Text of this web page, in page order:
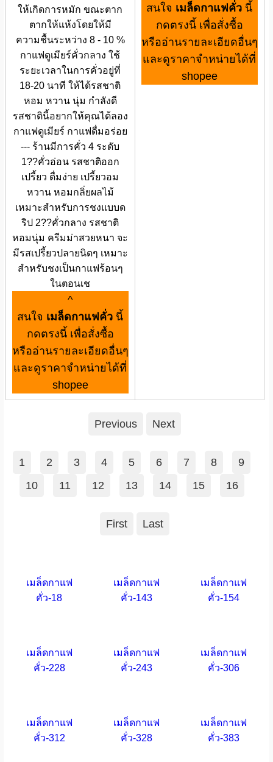
ให้เกิดการหมัก ขณะตาก
ตากให้แห้งโดยให้มี
ความชื้นระหว่าง 8 - 10 %
กาแฟดูเมียร์คั่วกลาง ใช้
ระยะเวลาในการคั่วอยู่ที่
18-20 นาที ให้ได้รสชาติ
หอม หวาน นุ่ม กำลังดี
รสชาตินี้อยากให้คุณได้ลอง
กาแฟดูเมียร์ กาแฟดื่มอร่อย
--- ร้านมีการคั่ว 4 ระดับ
1??คั่วอ่อน รสชาติออก
เปรี้ยว ดื่มง่าย เปรี้ยวอม
หวาน หอมกลิ่ยผลไม้
เหมาะสำหรับการชงแบบด
ริป 2??คั่วกลาง รสชาติ
หอมนุ่ม ครีมม่าสวยหนา จะ
มีรสเปรี้ยวปลายนิดๆ เหมาะ
สำหรับชงเป็นกาแฟร้อนๆ
ในตอนเช
^
สนใจ เมล็ดกาแฟคั่ว นี้
กดตรงนี้ เพื่อสั่งซื้อ
หรืออ่านรายละเอียดอื่นๆ
และดูราคาจำหน่ายได้ที่
shopee
สนใจ เมล็ดกาแฟคั่ว นี้
กดตรงนี้ เพื่อสั่งซื้อ
หรืออ่านรายละเอียดอื่นๆ
และดูราคาจำหน่ายได้ที่
shopee
Previous Next
1 2 3 4 5 6 7 8
9
10
11 12 13 14 15 16
First Last
เมล็ดกาแฟ
คั่ว-18
เมล็ดกาแฟ
คั่ว-143
เมล็ดกาแฟ
คั่ว-154
เมล็ดกาแฟ
คั่ว-228
เมล็ดกาแฟ
คั่ว-243
เมล็ดกาแฟ
คั่ว-306
เมล็ดกาแฟ
คั่ว-312
เมล็ดกาแฟ
คั่ว-328
เมล็ดกาแฟ
คั่ว-383